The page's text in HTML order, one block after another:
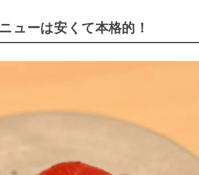
ューは安くて本格的！